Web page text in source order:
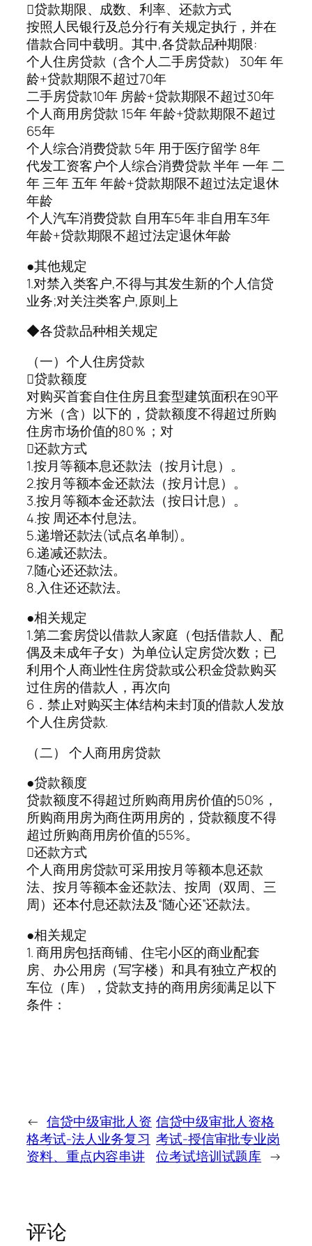
贷款期限、成数、利率、还款方式
按照人民银行及总分行有关规定执行，并在
借款合同中载明。其中,各贷款品种期限:
个人住房贷款（含个人二手房贷款） 30年 年
龄+贷款期限不超过70年
二手房贷款10年 房龄+贷款期限不超过30年
个人商用房贷款 15年 年龄+贷款期限不超过
65年
个人综合消费贷款 5年 用于医疗留学 8年
代发工资客户个人综合消费贷款 半年 一年 二
年 三年 五年 年龄+贷款期限不超过法定退休
年龄
个人汽车消费贷款 自用车5年 非自用车3年
年龄+贷款期限不超过法定退休年龄
●其他规定
1.对禁入类客户,不得与其发生新的个人信贷
业务;对关注类客户,原则上
◆各贷款品种相关规定
（一）个人住房贷款
贷款额度
对购买首套自住住房且套型建筑面积在90平
方米（含）以下的，贷款额度不得超过所购
住房市场价值的80％；对
还款方式
1.按月等额本息还款法（按月计息）。
2.按月等额本金还款法（按月计息）。
3.按月等额本金还款法（按日计息）。
4.按 周还本付息法。
5.递增还款法(试点名单制)。
6.递减还款法。
7.随心还还款法。
8.入住还还款法。
●相关规定
1.第二套房贷以借款人家庭（包括借款人、配
偶及未成年子女）为单位认定房贷次数；已
利用个人商业性住房贷款或公积金贷款购买
过住房的借款人，再次向
6．禁止对购买主体结构未封顶的借款人发放
个人住房贷款.
（二） 个人商用房贷款
●贷款额度
贷款额度不得超过所购商用房价值的50%，
所购商用房为商住两用房的，贷款额度不得
超过所购商用房价值的55%。
还款方式
个人商用房贷款可采用按月等额本息还款
法、按月等额本金还款法、按周（双周、三
周）还本付息还款法及“随心还”还款法。
●相关规定
1. 商用房包括商铺、住宅小区的商业配套
房、办公用房（写字楼）和具有独立产权的
车位（库），贷款支持的商用房须满足以下
条件：
← 信贷中级审批人资
格考试-法人业务复习
资料、重点内容串讲
信贷中级审批人资格
考试-授信审批专业岗
位考试培训试题库 →
评论